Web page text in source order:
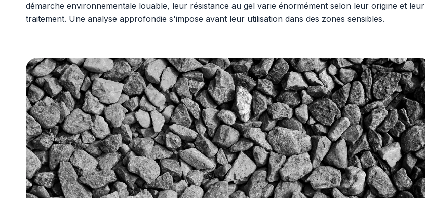
démarche environnementale louable, leur résistance au gel varie énormément selon leur origine et leur
traitement. Une analyse approfondie s'impose avant leur utilisation dans des zones sensibles.